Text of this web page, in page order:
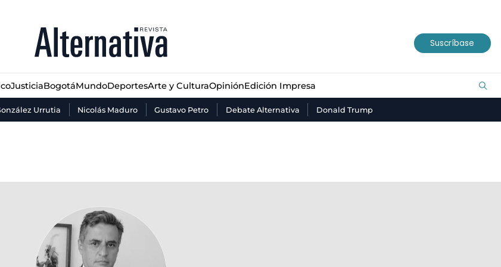
Suscríbase
JusticiaBogotáMundoDeportesArte y CulturaOpiniónEdición Impresa
Urrutia Nicolás Maduro Gustavo Petro Debate Alternativa Donald Trump
JusticiaBogotáMundo Deportes Arte y Cultura